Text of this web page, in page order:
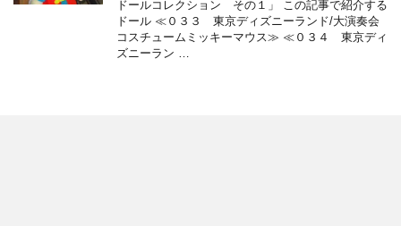
ドールコレクション その１」 この記事で紹介する
ドール ≪０３３ 東京ディズニーランド/大演奏会
コスチュームミッキーマウス≫ ≪０３４ 東京ディ
ズニーラン …